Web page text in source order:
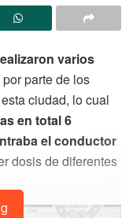
varios
por parte de los
ciudad, lo cual
en total 6
el conductor
dosis de diferentes